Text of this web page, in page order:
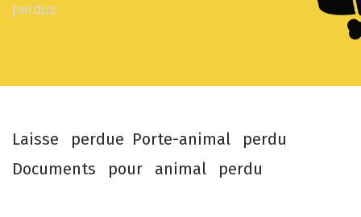
perdus
Laisse perdue Porte-animal perdu
Documents pour animal perdu